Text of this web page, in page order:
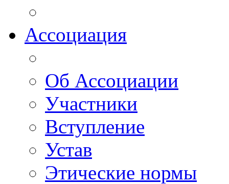
Ассоциация
Об Ассоциации
Участники
Вступление
Устав
Этические нормы